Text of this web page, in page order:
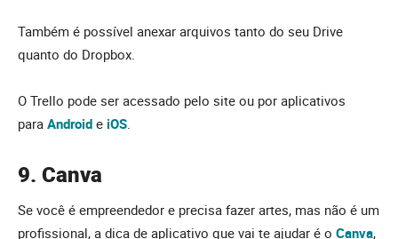
Também é possível anexar arquivos tanto do seu Drive
quanto do Dropbox.
O Trello pode ser acessado pelo site ou por aplicativos
para Android e iOS
9. Canva
Se você é empreendedor e precisa fazer artes, mas não é um
profissional, a dica de aplicativo que vai te ajudar é o Canva,